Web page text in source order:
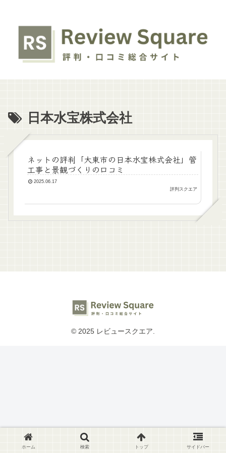
日本水宝株式会社
ネットの評判「大東市の日本水宝株式会社」管
工事と景観づくりの口コミ
2025.06.17
評判スクエア
© 2025 レビュースクエア.
ホーム 検索 トップ サイドバー